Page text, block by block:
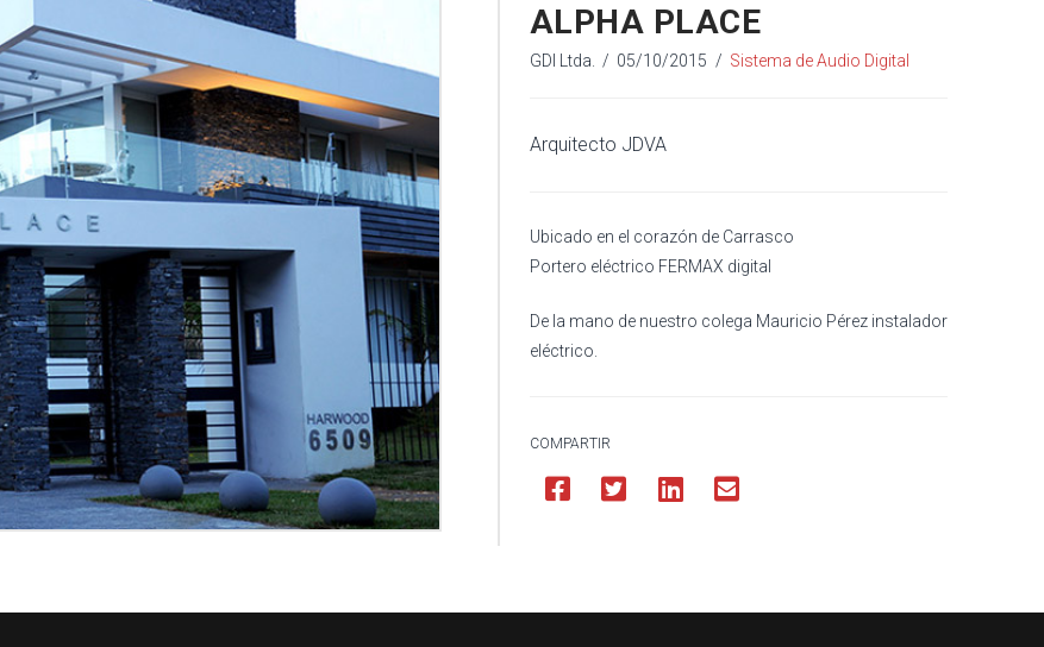
ALPHA PLACE
GDI Ltda. 05/10/2015 Sistema de Audio Digital
Arquitecto JDVA
Ubicado en el corazón de Carrasco
Portero eléctrico FERMAX digital
De la mano de nuestro colega Mauricio Pérez instalador
eléctrico.
COMPARTIR